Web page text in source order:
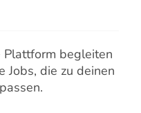
Plattform begleiten
Jobs, die zu deinen